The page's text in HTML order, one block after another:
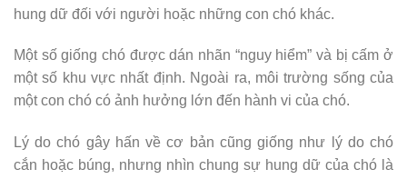
hung dữ đối với người hoặc những con chó khác.
Một số giống chó được dán nhãn “nguy hiểm” và bị cấm ở
một số khu vực nhất định. Ngoài ra, môi trường sống của
một con chó có ảnh hưởng lớn đến hành vi của chó.
Lý do chó gây hấn về cơ bản cũng giống như lý do chó
cắn hoặc búng, nhưng nhìn chung sự hung dữ của chó là